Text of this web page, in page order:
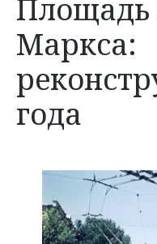
Площадь
Маркса:
года